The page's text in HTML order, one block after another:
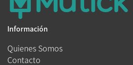
Información
Quienes Somos
Contacto